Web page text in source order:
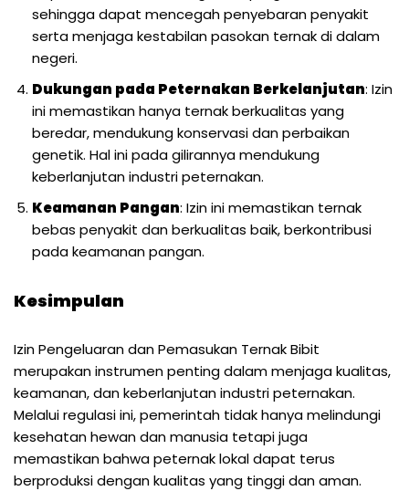
sehingga dapat mencegah penyebaran penyakit
serta menjaga kestabilan pasokan ternak di dalam
negeri.
Dukungan pada Peternakan Berkelanjutan: Izin
ini memastikan hanya ternak berkualitas yang
beredar, mendukung konservasi dan perbaikan
genetik. Hal ini pada gilirannya mendukung
keberlanjutan industri peternakan.
Keamanan Pangan: Izin ini memastikan ternak
bebas penyakit dan berkualitas baik, berkontribusi
pada keamanan pangan.
Kesimpulan
Izin Pengeluaran dan Pemasukan Ternak Bibit
merupakan instrumen penting dalam menjaga kualitas,
keamanan, dan keberlanjutan industri peternakan.
Melalui regulasi ini, pemerintah tidak hanya melindungi
kesehatan hewan dan manusia tetapi juga
memastikan bahwa peternak lokal dapat terus
berproduksi dengan kualitas yang tinggi dan aman.